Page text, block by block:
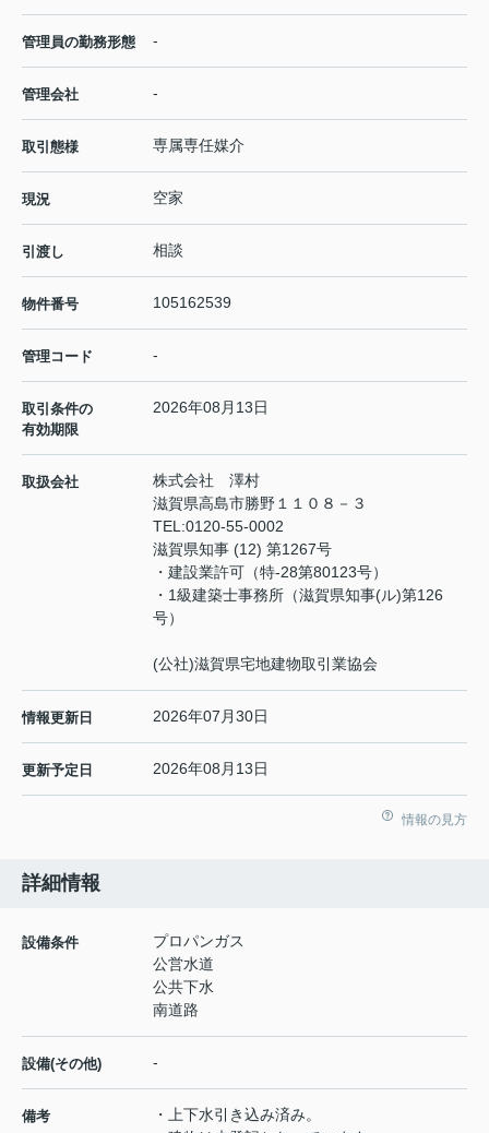
管理員の勤務形態 -
管理会社 -
取引態様 専属専任媒介
現況 空家
引渡し 相談
物件番号 105162539
管理コード -
取引条件の
有効期限
2026年08月13日
取扱会社
株式会社 澤村
滋賀県高島市勝野１１０８－３
TEL:0120-55-0002
滋賀県知事 (12) 第1267号
・建設業許可（特‐28第80123号）
・1級建築士事務所（滋賀県知事(ル)第126
号）
(公社)滋賀県宅地建物取引業協会
情報更新日 2026年07月30日
更新予定日 2026年08月13日
情報の見方
詳細情報
設備条件
プロパンガス
公営水道
公共下水
南道路
設備(その他) -
備考
・上下水引き込み済み。